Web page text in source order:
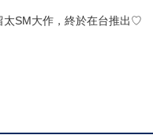
太SM大作，終於在台推出♡